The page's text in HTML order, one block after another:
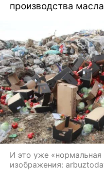
производства
И это уже
изображения: